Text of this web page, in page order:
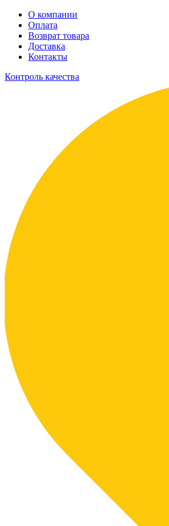
О компании
Оплата
Возврат товара
Доставка
Контакты
Контроль качества